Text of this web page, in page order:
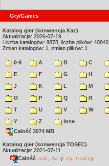
Gry/Games
Katalog gier (konwencja Kaz)
Aktualizacja: 2026-07-19
Liczba katalogów: 8878, liczba plików: 40040
Zmian katalogów: 1, zmian plików: 1
0-9 A B C
E
F G H
J
K L M
O
P Q R
T
U V W
Y
Z
inne
Całość 3074 MB
Katalog gier (konwencja TOSEC)
Aktualizacja: 2021-07-11
Całość md5 sha (7-Zip TUGZip)